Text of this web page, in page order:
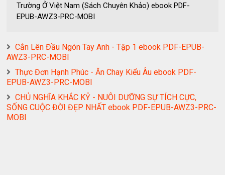
Trường Ở Việt Nam (Sách Chuyên Khảo) ebook PDF-
EPUB-AWZ3-PRC-MOBI
Cắn Lên Đầu Ngón Tay Anh - Tập 1 ebook PDF-EPUB-
AWZ3-PRC-MOBI
Thực Đơn Hạnh Phúc - Ăn Chay Kiểu Âu ebook PDF-
EPUB-AWZ3-PRC-MOBI
CHỦ NGHĨA KHẮC KỶ - NUÔI DƯỠNG SỰ TÍCH CỰC,
SỐNG CUỘC ĐỜI ĐẸP NHẤT ebook PDF-EPUB-AWZ3-PRC-
MOBI